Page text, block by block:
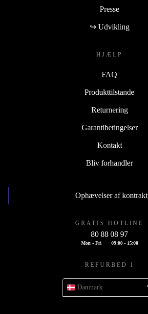
Presse
↪ Udvikling
HJÆLP
FAQ
Produkttilstande
Returnering
Garantibetingelser
Kontakt
Bliv forhandler
Ophævelser af kontrakt
GRATIS HOTLINE
80 88 08 97
Mon - Fri 09:00 - 15:00
REFURBED I
Danmark